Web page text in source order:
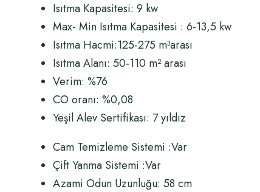
Isıtma Kapasitesi: 9 kw
Max- Min Isıtma Kapasitesi : 6-13,5 kw
Isıtma Hacmi:125-275 m³arası
Isıtma Alanı: 50-110 m²arası
Verim: %76
CO oranı: %0,08
Yeşil Alev Sertifikası: 7 yıldız
Cam Temizleme Sistemi :Var
Çift Yanma Sistemi :Var
Azami Odun Uzunluğu: 58 cm